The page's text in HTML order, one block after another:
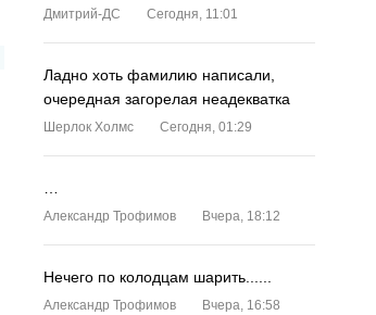
Дмитрий-ДС Сегодня, 11:01
Ладно хоть фамилию написали,
очередная загорелая неадекватка
Шерлок Холмс Сегодня, 01:29
Александр Трофимов Вчера, 18:12
Нечего по колодцам шарить......
Александр Трофимов Вчера, 16:58